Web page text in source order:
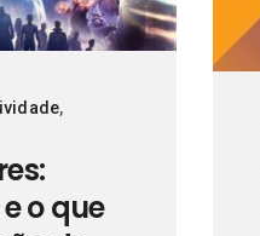
,
o que